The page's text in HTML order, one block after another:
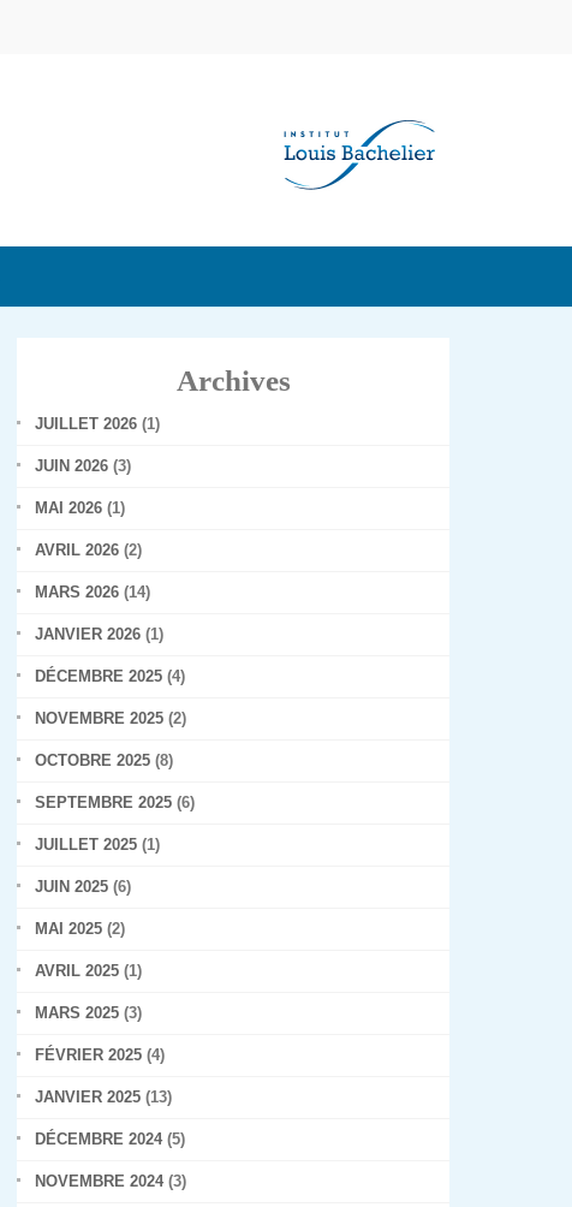
Archives
JUILLET 2026 (1)
JUIN 2026 (3)
MAI 2026 (1)
AVRIL 2026 (2)
MARS 2026 (14)
JANVIER 2026 (1)
DÉCEMBRE 2025 (4)
NOVEMBRE 2025 (2)
OCTOBRE 2025 (8)
SEPTEMBRE 2025 (6)
JUILLET 2025 (1)
JUIN 2025 (6)
MAI 2025 (2)
AVRIL 2025 (1)
MARS 2025 (3)
FÉVRIER 2025 (4)
JANVIER 2025 (13)
DÉCEMBRE 2024(5)
NOVEMBRE 2024(3)